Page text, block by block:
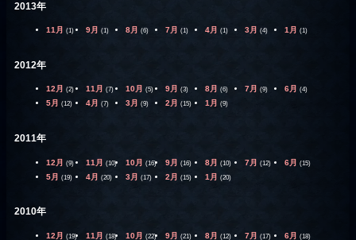
2013年
11月 (1) 9月 (1) 8月 (6) 7月 (1) 4月 (1) 3月 (4) 1月 (1)
2012年
12月 (2) 11月 (7) 10月 (5) 9月 (3) 8月 (6) 7月 (9) 6月 (4)
5月 (12) 4月 (7) 3月 (9) 2月 (15) 1月 (9)
2011年
12月 (9) 11月 (10) 10月 (16) 9月 (16) 8月 (10) 7月 (12) 6月 (15)
5月 (19) 4月 (20) 3月 (17) 2月 (15) 1月 (20)
2010年
12月 (19) 11月 (18) 10月 (22) 9月 (21) 8月 (12) 7月 (17) 6月 (18)